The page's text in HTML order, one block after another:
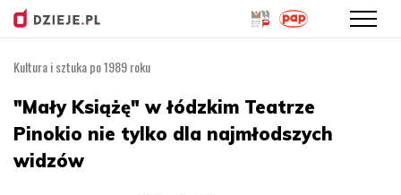
treści
Kultura i sztuka po 1989 roku
"Mały Książę" w łódzkim Teatrze
Pinokio nie tylko dla najmłodszych
widzów